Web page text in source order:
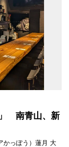
南青山、新
かっぽう）蓮月 大